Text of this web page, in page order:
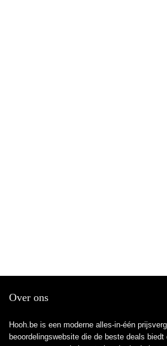
Over ons
Hooh.be is een moderne alles-in-één
beoordelingswebsite die de beste deals